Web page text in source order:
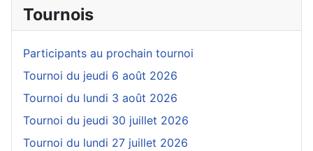
Tournois
Participants au prochain tournoi
Tournoi du jeudi 6 août 2026
Tournoi du lundi 3 août 2026
Tournoi du jeudi 30 juillet 2026
Tournoi du lundi 27 juillet 2026